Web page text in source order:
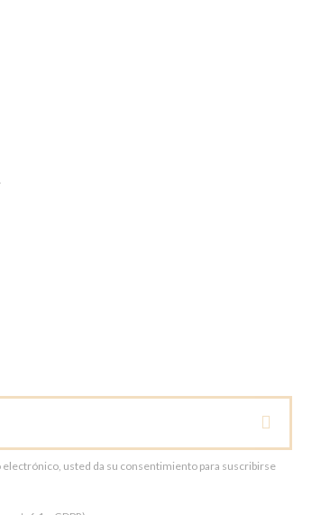
usted da su consentimiento para suscribirse